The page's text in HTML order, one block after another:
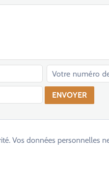
Vos données personnelles